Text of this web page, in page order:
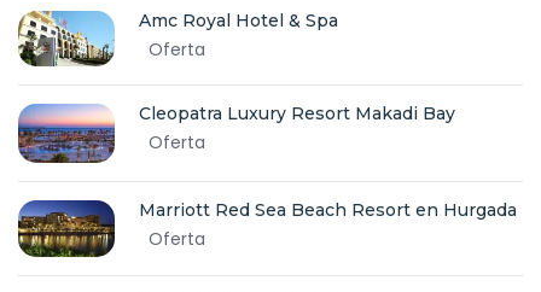
Amc Royal Hotel & Spa
Oferta
Cleopatra Luxury Resort Makadi Bay
Oferta
Marriott Red Sea Beach Resort en Hurgada
Oferta